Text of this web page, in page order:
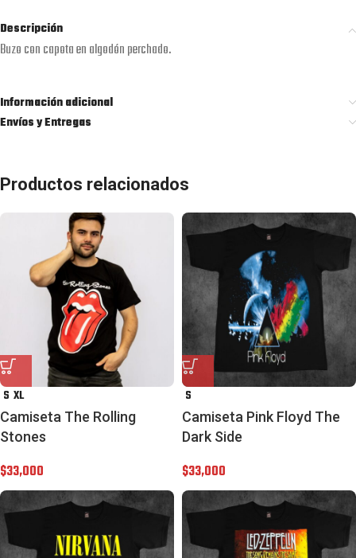
Descripción
Buzo con capota en algodón perchado.
Información adicional
Envíos y Entregas
Productos relacionados
S XL
Camiseta The Rolling
Stones
$33,000
S
Camiseta Pink Floyd The
Dark Side
$33,000